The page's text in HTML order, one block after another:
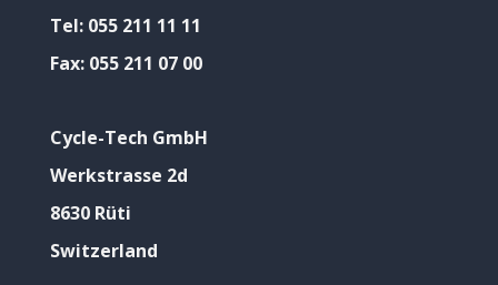
Tel: 055 211 11 11
Fax: 055 211 07 00
Cycle-Tech GmbH
Werkstrasse 2d
8630 Rüti
Switzerland